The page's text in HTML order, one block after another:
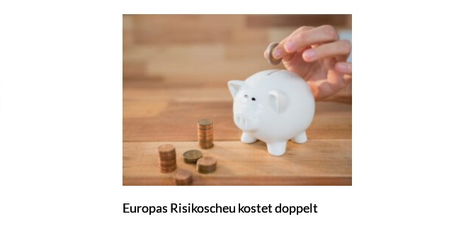
Europas Risikoscheu kostet doppelt